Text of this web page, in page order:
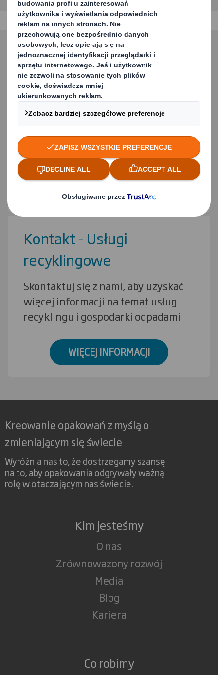
Kontakt - Rozwiązania
opakowaniowe
Skontaktuj się z nami, aby uzyskać
więcej informacji na temat naszych
rozwiązań.
Kontakt - Usługi
recyklingowe
Skontaktuj się z nami, aby uzyskać
więcej informacji na temat usług
recyklingu i gospodarki odpadami.
WIĘCEJ INFORMACJI
Kreowanie opakowań z myślą o
zmieniającym się świecie
Wyróżnia nas to, że dostrzegamy szansę
na to, aby opakowania odgrywały ważną
rolę w otaczającym nas świecie.
Kim jesteśmy
O nas
Zrównoważony rozwój
Media
Blog
Kariera
Co robimy